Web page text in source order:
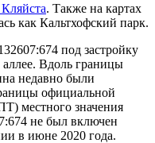
. Также на картах
как Кальтхофский парк.
под застройку
аллее. Вдоль границы
недавно были
официальной
местного значения
не был включен
в июне 2020 года.